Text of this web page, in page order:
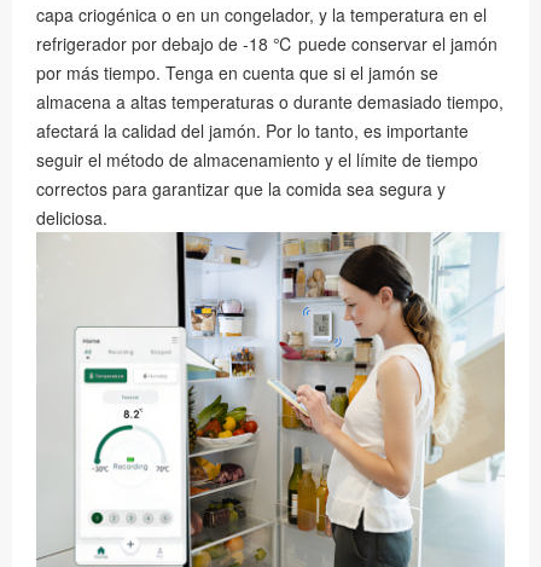
capa criogénica o en un congelador, y la temperatura en el
refrigerador por debajo de -18 ℃ puede conservar el jamón
por más tiempo. Tenga en cuenta que si el jamón se
almacena a altas temperaturas o durante demasiado tiempo,
afectará la calidad del jamón. Por lo tanto, es importante
seguir el método de almacenamiento y el límite de tiempo
correctos para garantizar que la comida sea segura y
deliciosa.